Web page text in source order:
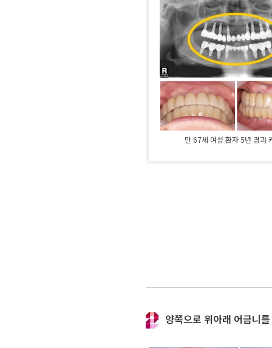
만 67세 여성 환자 5년 경과
양쪽으로 위아래 어금니